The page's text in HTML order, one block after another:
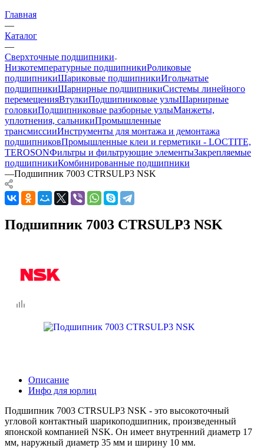
Главная
—
Каталог
—
Сверхточные подшипники
Низкотемпературные подшипникиРоликовые
подшипникиШариковые подшипникиИгольчатые
подшипникиШарнирные подшипникиСистемы линейного
перемещенияВтулкиПодшипниковые узлыШарнирные
головкиПодшипниковые разборные узлыМанжеты,
уплотнения, сальникиПромышленные
трансмиссииИнструменты для монтажа и демонтажа
подшипниковПромышленные клеи и герметики - LOCTITE,
TEROSONФильтры и фильтрующие элементыЗакрепляемые
подшипникиКомбинированные подшипники
—Подшипник 7003 CTRSULP3 NSK
Подшипник 7003 CTRSULP3 NSK
Описание
Инфо для юрлиц
Подшипник 7003 CTRSULP3 NSK - это высокоточный
угловой контактный шарикоподшипник, произведенный
японской компанией NSK. Он имеет внутренний диаметр 17
мм, наружный диаметр 35 мм и ширину 10 мм.